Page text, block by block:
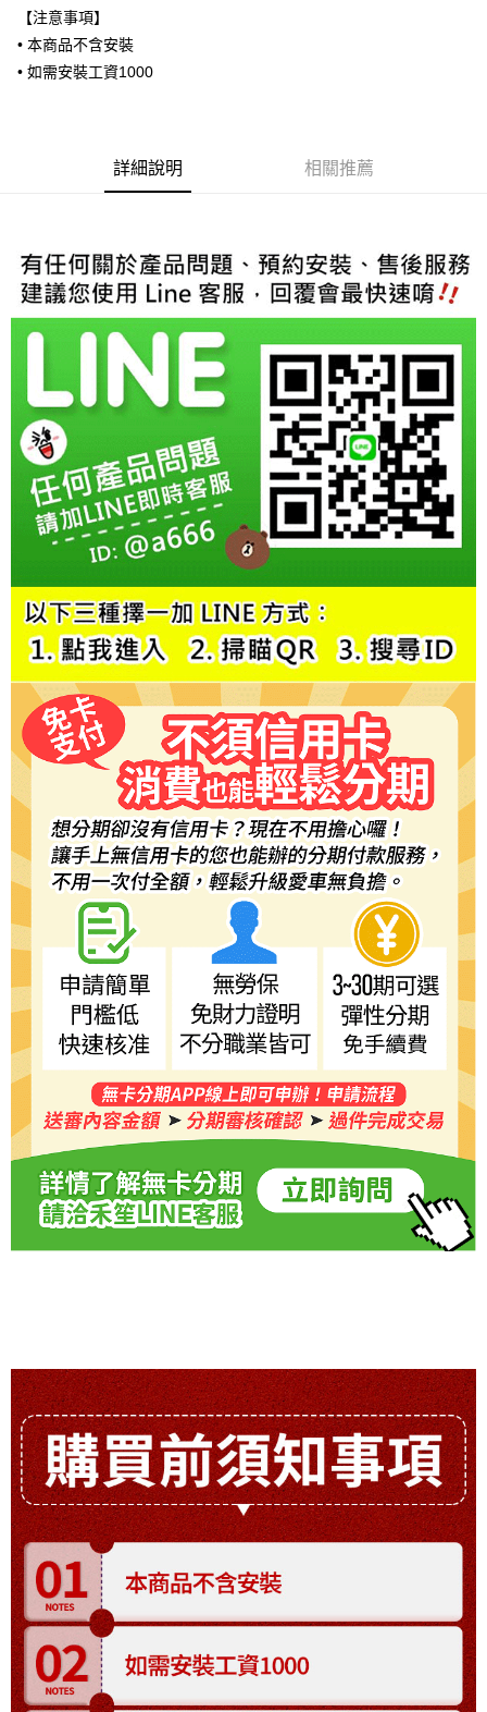
台灣樂天信用卡公司
台新國際商業銀行
台灣樂天信用卡公司
AFTEE先享後付
相關說明
【關於「AFTEE先享後付」】
３．安心：先確認商品／服務後，再付款。
結帳頁面，進行簡訊認證並確認金額後，即可完成結帳。
２．訂單成立數日內，您將收到繳費通知簡訊。
３．收到繳費通知簡訊後14天內，點擊此簡訊中的連結，可透過四大超商／
※ 請注意：結帳手續完成當下不需立刻繳費，但若您需要取消訂單，請聯絡
購買商品的店家。未經商家同意取消之訂單仍視為有效，需透過AFTEE先享
後付繳納相關費用。
※ 交易是否成功請以「AFTEE先享後付 」之結帳頁面顯示為準，若有關於
是否繳費成功／繳費後需取消欲退款等相關疑問，請聯繫「AFTEE先享後付
客戶支援中心」
https://netprotections.freshdesk.com/support/home
【注意事項】
１．透過由恩沛科技股份有限公司提供之「AFTEE先享後付」服務完成之交
易，需依本服務之必要範圍內提供個人資料，並將交易相關給付款項請求債
權轉讓予恩沛科技股份有限公司。
２．關於個人資料處理事宜，請瀏覽以下網址：
https://aftee.tw/terms/#terms3
３．未成年的使用者請事先徵得法定代理人或監護人之同意方可使用
「AFTEE先享後付」，若未經同意申辦者引起之損失，本公司不負相關責
任。
４．使用「AFTEE先享後付」時，將依據個別帳號之用戶狀況，依本公司即
時審查核予不同之上限額度；若仍有額度不足之情形，本公司將視審查結果
請求用戶進行身份認證。
５．嚴禁一人註冊多個帳號或使用他人資訊註冊。若發現惡意使用之情形，
恩沛科技股份有限公司將有權停止該用戶之使用額度並採取法律行動。
【注意事項】
• 本商品不含安裝
• 如需安裝工資1000
詳細說明 相關推薦